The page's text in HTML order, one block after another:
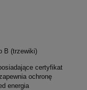
B (trzewiki)
certyfikat
ochronę
energia